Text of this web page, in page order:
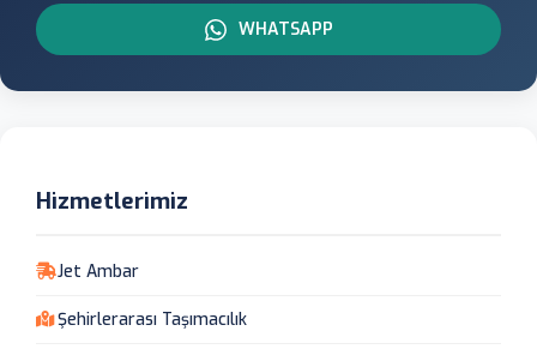
WHATSAPP
Hizmetlerimiz
Jet Ambar
Şehirlerarası Taşımacılık